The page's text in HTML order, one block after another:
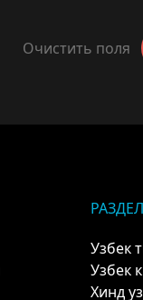
Очистить поля
Узбек
Узбек
Хинд